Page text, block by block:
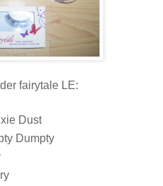
fairytale LE:
Dust
Dumpty